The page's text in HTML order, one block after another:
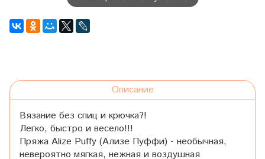
Описание
Вязание без спиц и крючка?!
Легко, быстро и весело!!!
Пряжа Alize Puffy (Ализе Пуффи) - необычная,
невероятно мягкая, нежная и воздушная